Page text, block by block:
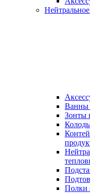
Ванны
Зонты
Полки